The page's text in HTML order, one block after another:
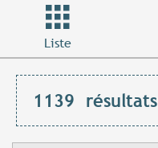
Liste
1139 résultats